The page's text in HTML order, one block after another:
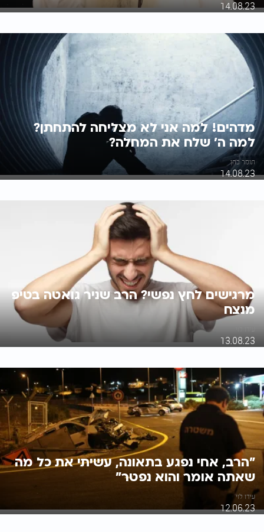
14.08.23
מדהים! למה אני לא מצליחה להתחתן?
למה ה' שלח את המחלה?
תומר כהן
14.08.23
מרגישים לחץ נפשי? הרב שניר גואטה בטיפ
מנצח
13.08.23
"הרב, אחי נפגע בתאונה, עשיתי את כל מה
שאתה אומר והוא נפטר"
עידו לוי
12.06.23